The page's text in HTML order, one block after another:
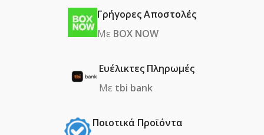
Γρήγορες Αποστολές
Με BOX NOW
Ευέλικτες Πληρωμές
Με tbi bank
Ποιοτικά Προϊόντα